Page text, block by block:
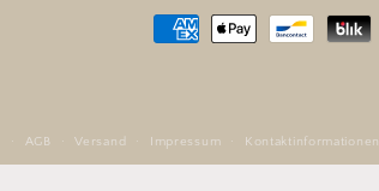
Zahlungsmethoden
AGB Versand Impressum Kontaktinformationen